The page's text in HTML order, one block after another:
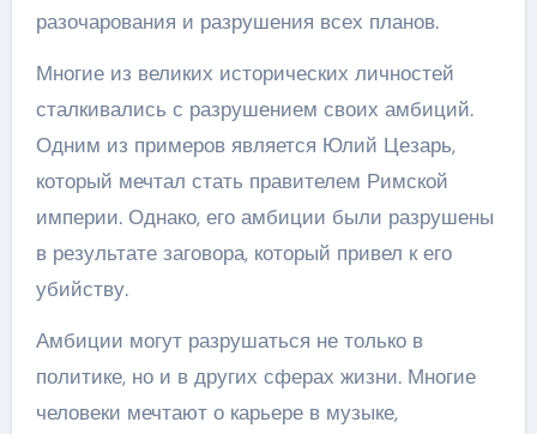
разочарования и разрушения всех планов.
Многие из великих исторических личностей
сталкивались с разрушением своих амбиций.
Одним из примеров является Юлий Цезарь,
который мечтал стать правителем Римской
империи. Однако, его амбиции были разрушены
в результате заговора, который привел к его
убийству.
Амбиции могут разрушаться не только в
политике, но и в других сферах жизни. Многие
человеки мечтают о карьере в музыке,